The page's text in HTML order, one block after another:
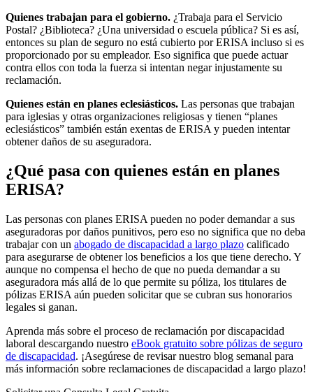
Quienes trabajan para el gobierno. ¿Trabaja para el Servicio
Postal? ¿Biblioteca? ¿Una universidad o escuela pública? Si es así,
entonces su plan de seguro no está cubierto por ERISA incluso si es
proporcionado por su empleador. Eso significa que puede actuar
contra ellos con toda la fuerza si intentan negar injustamente su
reclamación.
Quienes están en planes eclesiásticos. Las personas que trabajan
para iglesias y otras organizaciones religiosas y tienen “planes
eclesiásticos” también están exentas de ERISA y pueden intentar
obtener daños de su aseguradora.
¿Qué pasa con quienes están en planes
ERISA?
Las personas con planes ERISA pueden no poder demandar a sus
aseguradoras por daños punitivos, pero eso no significa que no deba
trabajar con un abogado de discapacidad a largo plazo calificado
para asegurarse de obtener los beneficios a los que tiene derecho. Y
aunque no compensa el hecho de que no pueda demandar a su
aseguradora más allá de lo que permite su póliza, los titulares de
pólizas ERISA aún pueden solicitar que se cubran sus honorarios
legales si ganan.
Aprenda más sobre el proceso de reclamación por discapacidad
laboral descargando nuestro eBook gratuito sobre pólizas de seguro
de discapacidad. ¡Asegúrese de revisar nuestro blog semanal para
más información sobre reclamaciones de discapacidad a largo plazo!